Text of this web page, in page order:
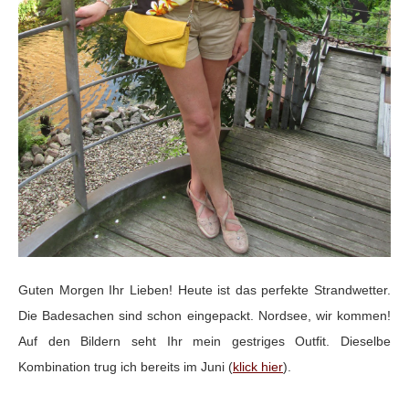
Guten Morgen Ihr Lieben! Heute ist das perfekte Strandwetter.
Die Badesachen sind schon eingepackt. Nordsee, wir kommen!
Auf den Bildern seht Ihr mein gestriges Outfit. Dieselbe
Kombination trug ich bereits im Juni (klick hier).